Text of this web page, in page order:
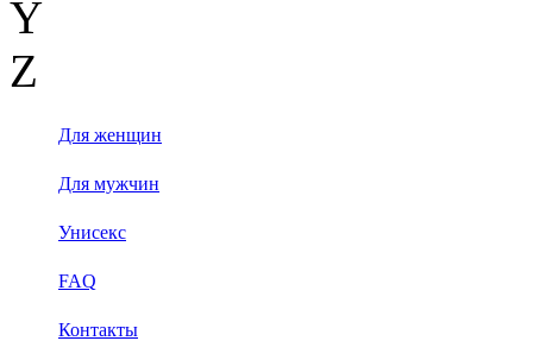
Y
Z
Для женщин
Для мужчин
Унисекс
FAQ
Контакты